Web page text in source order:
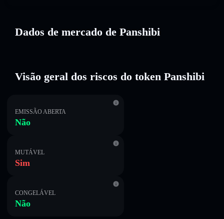
Dados de mercado de Panshibi
Visão geral dos riscos do token Panshibi
EMISSÃO ABERTA
Não
MUTÁVEL
Sim
CONGELÁVEL
Não